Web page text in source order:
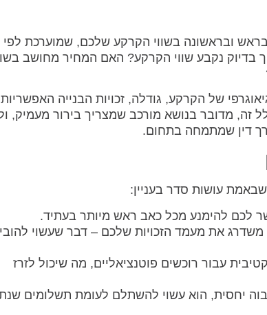
בראש ובראשונה בשווי הקרקע שלכם, שמוערכת לפי
בדיוק נקבע שווי הקרקע? האם המחיר מחושב
של הקרקע, גודלה, זכויות הבנייה
זה, מדובר בנושא מורכב שמצריך בירור מעמיק,
דין שמתמחה בתחום.
עושות סדר בעניין:
לכם להימנע מכל כאב ראש מיותר בעתיד.
משדרג את מעמד הזכויות שלכם – דבר שעשוי
עבור רוכשים פוטנציאליים, מה שיכול לזרז
יחסית, הוא עשוי להשתלם לעומת תשלומים